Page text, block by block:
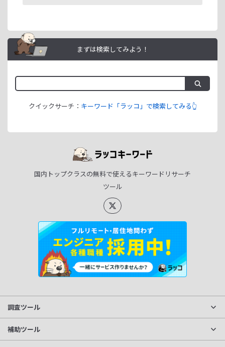
まずは検索してみよう！
クイックサーチ： キーワード「ラッコ」で検索してみる👆
国内トップクラスの無料で使えるキーワードリサーチ
ツール
調査ツール
サイト分析
補助ツール